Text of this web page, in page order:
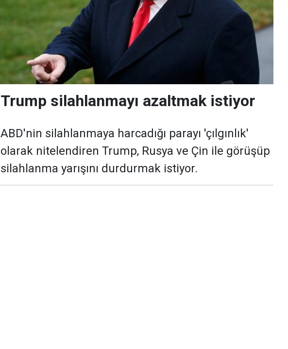
Trump silahlanmayı azaltmak istiyor
ABD'nin silahlanmaya harcadığı parayı 'çılgınlık'
olarak nitelendiren Trump, Rusya ve Çin ile görüşüp
silahlanma yarışını durdurmak istiyor.